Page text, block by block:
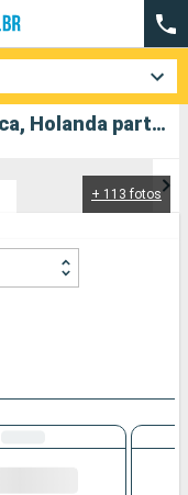
Cruzeiro Queen Victoria: Bélgica, Holanda partindo de Southampton
+ 113 fotos